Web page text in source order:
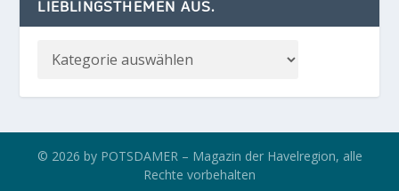
LIEBLINGSTHEMEN AUS.
© 2026 by POTSDAMER – Magazin der Havelregion, alle
Rechte vorbehalten